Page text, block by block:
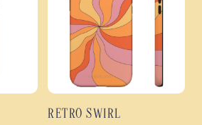
RETRO SWIRL